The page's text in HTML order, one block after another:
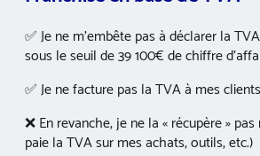
✅ Je ne m’embête pas à déclarer la
sous le seuil de 39 100€ de chiffre
✅ Je ne facture pas la TVA à mes clients
❌ En revanche, je ne la « récupère »
paie la TVA sur mes achats, outils, etc.)